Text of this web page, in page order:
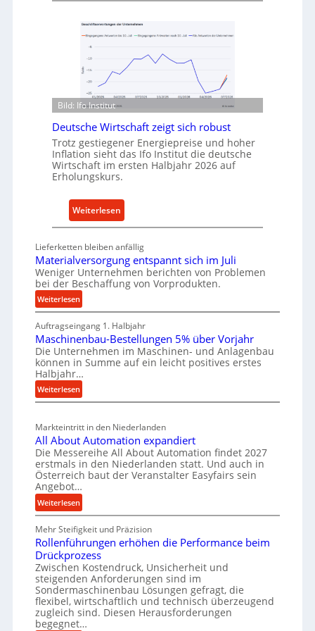
k
a
o
n
I
n
d
u
t
i
e
-
E
r
t
z
t
l
n
e
i
n
t
d
n
f
ü
r
n
h
h
l
t
i
W
e
r
k
g
b
a
u
o
z
e
s
e
Bild: Ifo Institut
Deutsche Wirtschaft zeigt sich robust
Trotz gestiegener Energiepreise und hoher
Inflation sieht das Ifo Institut die deutsche
Wirtschaft im ersten Halbjahr 2026 auf
Erholungskurs.
Weiterlesen
D
u
t
s
h
e
W
s
h
a
f
t
i
g
t
s
i
c
h
Lieferketten bleiben anfällig
Materialversorgung entspannt sich im Juli
Weniger Unternehmen berichten von Problemen
bei der Beschaffung von Vorprodukten.
Weiterlesen:
M
a
t
e
r
i
a
l
e
r
s
o
u
n
g
e
n
t
s
p
a
Auftragseingang 1. Halbjahr
Maschinenbau-Bestellungen 5% über Vorjahr
Die Unternehmen im Maschinen- und Anlagenbau
können in Summe auf ein leicht positives erstes
Halbjahr…
Weiterlesen:
M
s
c
h
i
n
e
n
a
u
-
B
e
s
t
Markteintritt in den Niederlanden
All About Automation expandiert
Die Messereihe All About Automation findet 2027
erstmals in den Niederlanden statt. Und auch in
Österreich baut der Veranstalter Easyfairs sein
Angebot…
Weiterlesen:
A
l
l
A
b
o
u
t
Mehr Steifigkeit und Präzision
Rollenführungen erhöhen die Performance beim
Drückprozess
Zwischen Kostendruck, Unsicherheit und
steigenden Anforderungen sind im
Sondermaschinenbau Lösungen gefragt, die
flexibel, wirtschaftlich und technisch überzeugend
zugleich sind. Diesen Herausforderungen
begegnet…